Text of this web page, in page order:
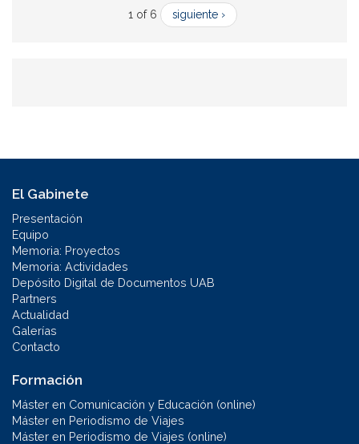
1 of 6 siguiente ›
El Gabinete
Presentación
Equipo
Memoria: Proyectos
Memoria: Actividades
Depósito Digital de Documentos UAB
Partners
Actualidad
Galerías
Contacto
Formación
Máster en Comunicación y Educación (online)
Máster en Periodismo de Viajes
Máster en Periodismo de Viajes (online)